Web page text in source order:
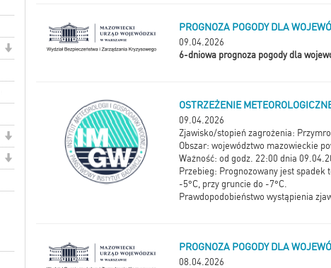
PROGNOZA POGODY DLA
09.04.2026
6-dniowa prognoza pogody dla
OSTRZEŻENIE
09.04.2026
Zjawisko/stopień zagrożenia:
Obszar: województwo mazowieckie
Ważność: od godz. 22:00 dnia
Przebieg: Prognozowany jest spadek
-5°C, przy gruncie do -7°C.
Prawdopodobieństwo wystąpienia
PROGNOZA POGODY DLA
08.04.2026